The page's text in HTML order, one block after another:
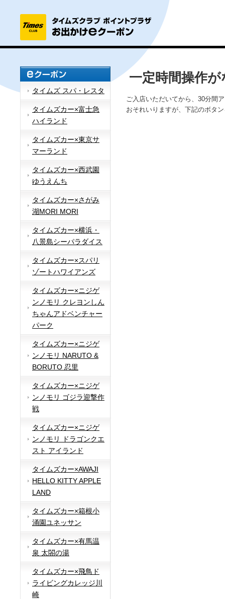
タイムズ スパ・レスタ
タイムズカー×富士急
ハイランド
タイムズカー×東京サ
マーランド
タイムズカー×西武園
ゆうえんち
タイムズカー×さがみ
湖MORI MORI
タイムズカー×横浜・
八景島シーパラダイス
タイムズカー×スパリ
ゾートハワイアンズ
タイムズカー×ニジゲ
ンノモリ クレヨンしん
ちゃんアドベンチャー
パーク
タイムズカー×ニジゲ
ンノモリ NARUTO &
BORUTO 忍里
タイムズカー×ニジゲ
ンノモリ ゴジラ迎撃作
戦
タイムズカー×ニジゲ
ンノモリ ドラゴンクエ
スト アイランド
タイムズカー×AWAJI
HELLO KITTY APPLE
LAND
タイムズカー×箱根小
涌園ユネッサン
タイムズカー×有馬温
泉 太閤の湯
タイムズカー×飛鳥ド
ライビングカレッジ川
崎
一定時間操作
ご入店いただいてから、30分間
おそれいりますが、下記のボタ